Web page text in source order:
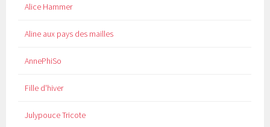
Alice Hammer
Aline aux pays des mailles
AnnePhiSo
Fille d'hiver
Julypouce Tricote